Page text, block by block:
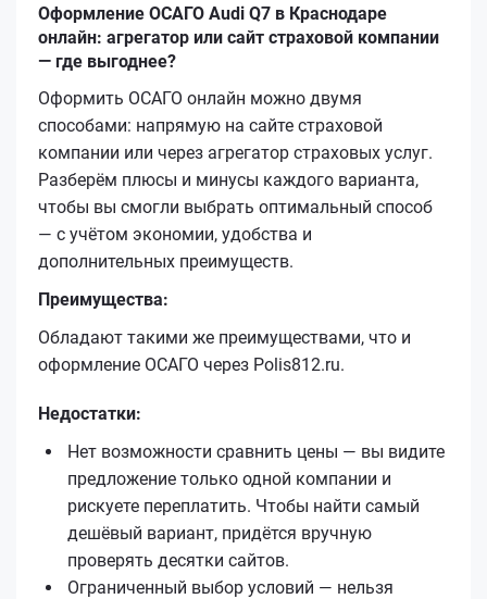
Оформление ОСАГО Audi Q7 в Краснодаре
онлайн: агрегатор или сайт страховой компании
— где выгоднее?
Оформить ОСАГО онлайн можно двумя
способами: напрямую на сайте страховой
компании или через агрегатор страховых услуг.
Разберём плюсы и минусы каждого варианта,
чтобы вы смогли выбрать оптимальный способ
— с учётом экономии, удобства и
дополнительных преимуществ.
Преимущества:
Обладают такими же преимуществами, что и
оформление ОСАГО через Polis812.ru.
Недостатки:
Нет возможности сравнить цены — вы видите
предложение только одной компании и
рискуете переплатить. Чтобы найти самый
дешёвый вариант, придётся вручную
проверять десятки сайтов.
Ограниченный выбор условий — нельзя